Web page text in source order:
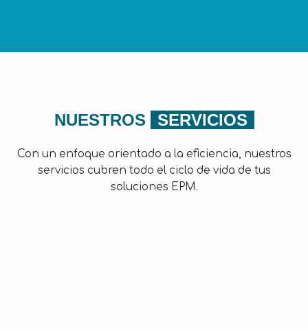
NUESTROS SERVICIOS
Con un enfoque orientado a la eficiencia, nuestros
servicios cubren todo el ciclo de vida de tus
soluciones EPM.